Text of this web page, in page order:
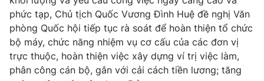
Giải sao mai
Làm đẹp
Chất lượng cuộc sống
Tuyển sinh
Học trực tuyến
Công nghệ
Hitech Công nghệ tương lai
Sản phẩm
Giao lưu trực tuyến
phức tạp, Chủ tịch Quốc Vương Đình Huệ đề nghị Văn
phòng Quốc hội tiếp tục rà soát để hoàn thiện tổ chức
bộ máy, chức năng nhiệm vụ cơ cấu của các đơn vị
trực thuộc, hoàn thiện việc xây dựng ví trị việc làm,
phân công cán bộ, gắn với cải cách tiền lương; tăng